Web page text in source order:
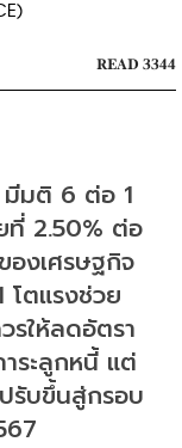
READ 3344
มีมติ 6 ต่อ 1
ที่ 2.50% ต่อ
งเศรษฐกิจ
โตแรงช่วย
รให้ลดอัตรา
ระลูกหนี้ แต่
รับขึ้นสู่กรอบ